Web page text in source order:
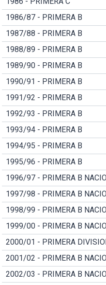
1986/87 - PRIMERA B
1987/88 - PRIMERA B
1988/89 - PRIMERA B
1989/90 - PRIMERA B
1990/91 - PRIMERA B
1991/92 - PRIMERA B
1992/93 - PRIMERA B
1993/94 - PRIMERA B
1994/95 - PRIMERA B
1995/96 - PRIMERA B
1996/97 - PRIMERA B
1997/98 - PRIMERA B
1998/99 - PRIMERA B
1999/00 - PRIMERA B
2000/01 - PRIMERA
2001/02 - PRIMERA B
2002/03 - PRIMERA B